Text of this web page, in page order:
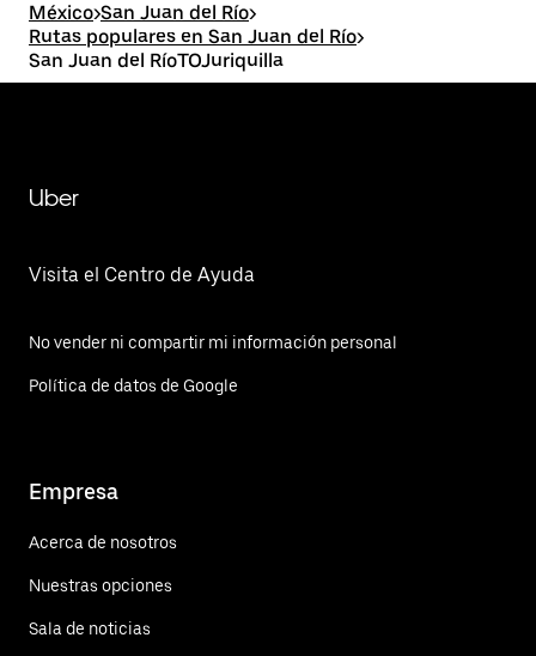
México>San Juan del Río>
Rutas populares en San Juan del Río>
San Juan del RíoTOJuriquilla
Uber
Visita el Centro de Ayuda
No vender ni compartir mi información personal
Política de datos de Google
Empresa
Acerca de nosotros
Nuestras opciones
Sala de noticias